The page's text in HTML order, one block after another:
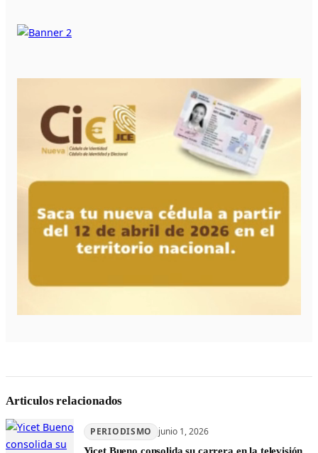
Articulos relacionados
PERIODISMO junio 1, 2026
Yicet Bueno consolida su carrera en la televisión